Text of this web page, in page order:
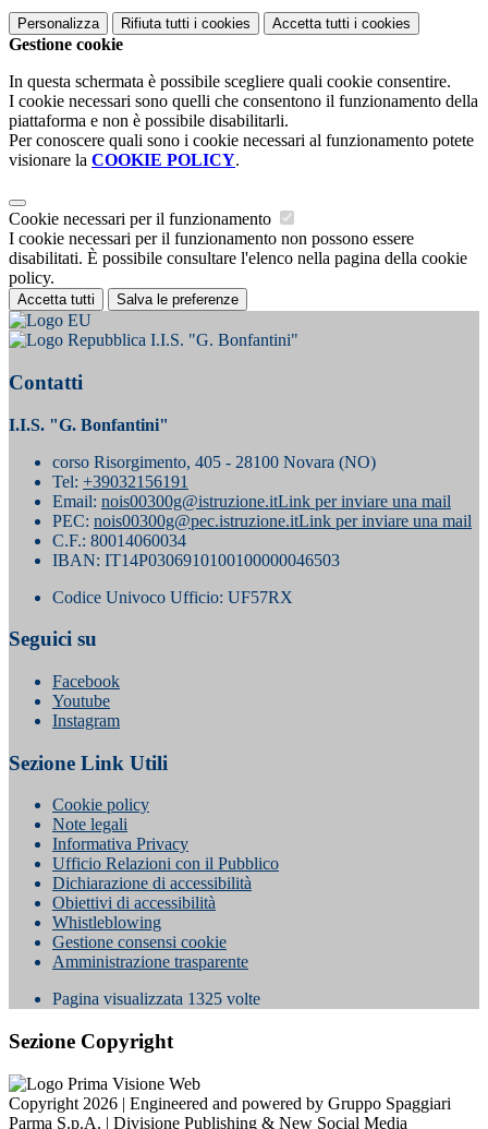
Personalizza Rifiuta tutti i cookies Accetta tutti i cookies
Gestione cookie
In questa schermata è possibile scegliere quali cookie consentire.
I cookie necessari sono quelli che consentono il funzionamento della
piattaforma e non è possibile disabilitarli.
Per conoscere quali sono i cookie necessari al funzionamento potete
visionare la COOKIE POLICY.
Cookie necessari per il funzionamento
I cookie necessari per il funzionamento non possono essere
disabilitati. È possibile consultare l'elenco nella pagina della cookie
policy.
Accetta tutti Salva le preferenze
I.I.S. "G. Bonfantini"
Contatti
I.I.S. "G. Bonfantini"
corso Risorgimento, 405 - 28100 Novara (NO)
Tel: +39032156191
Email: nois00300g@istruzione.itLink per inviare una mail
PEC: nois00300g@pec.istruzione.itLink per inviare una mail
C.F.: 80014060034
IBAN: IT14P0306910100100000046503
Codice Univoco Ufficio: UF57RX
Seguici su
Facebook
Youtube
Instagram
Sezione Link Utili
Cookie policy
Note legali
Informativa Privacy
Ufficio Relazioni con il Pubblico
Dichiarazione di accessibilità
Obiettivi di accessibilità
Whistleblowing
Gestione consensi cookie
Amministrazione trasparente
Pagina visualizzata 1325 volte
Sezione Copyright
Copyright 2026 | Engineered and powered by Gruppo Spaggiari
Parma S.p.A. | Divisione Publishing & New Social Media